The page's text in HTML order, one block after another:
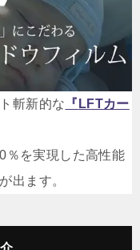
斬新的な 『 LFTカー
％を実現した高性能
出ます。